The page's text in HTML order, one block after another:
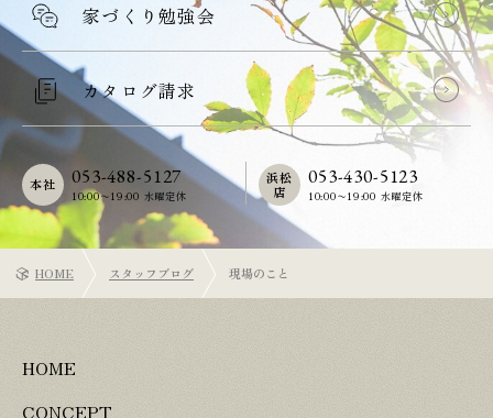
家づくり勉強会
カタログ請求
053-488-5127
10:00〜19:00 水曜定休
本社 053-430-5123
10:00〜19:00 水曜定休
浜松
店
HOME スタッフブログ 現場のこと
HOME
CONCEPT